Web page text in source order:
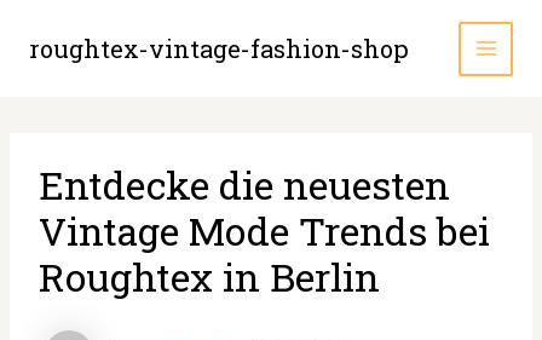
springen
roughtex-vintage-fashion-shop
Entdecke die neuesten
Vintage Mode Trends bei
Roughtex in Berlin